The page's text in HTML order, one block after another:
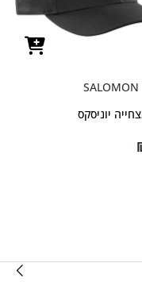
SALOMON
יוניסקס